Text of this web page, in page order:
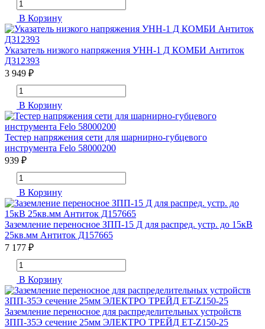
В Корзину
Указатель низкого напряжения УНН-1 Д КОМБИ Антиток
Д312393
3 949 ₽
В Корзину
Тестер напряжения сети для шарнирно-губцевого
инструмента Felo 58000200
939 ₽
В Корзину
Заземление переносное ЗПП-15 Д для распред. устр. до 15кВ
25кв.мм Антиток Д157665
7 177 ₽
В Корзину
Заземление переносное для распределительных устройств
ЗПП-35Э сечение 25мм ЭЛЕКТРО ТРЕЙД ET-Z150-25